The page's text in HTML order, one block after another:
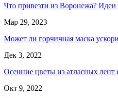
Что привезти из Воронежа? Идеи
Мар 29, 2023
Может ли горчичная маска
Дек 3, 2022
Осенние цветы из атласных лент
Окт 9, 2022